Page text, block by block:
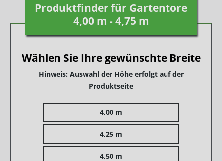
Produktfinder für Gartentore
4,00 m - 4,75 m
Wählen Sie Ihre gewünschte Breite
Hinweis: Auswahl der Höhe erfolgt auf der
Produktseite
4,00 m
4,25 m
4,50 m